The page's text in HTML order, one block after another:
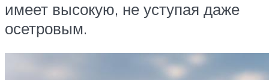
имеет высокую, не уступая даже
осетровым.